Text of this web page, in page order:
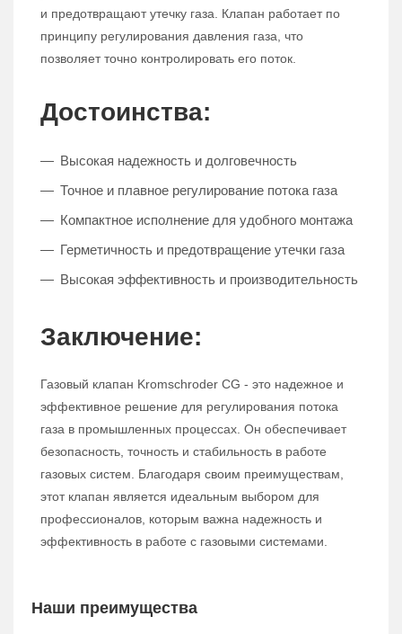
и предотвращают утечку газа. Клапан работает по
принципу регулирования давления газа, что
позволяет точно контролировать его поток.
Достоинства:
Высокая надежность и долговечность
Точное и плавное регулирование потока газа
Компактное исполнение для удобного монтажа
Герметичность и предотвращение утечки газа
Высокая эффективность и производительность
Заключение:
Газовый клапан Kromschroder CG - это надежное и
эффективное решение для регулирования потока
газа в промышленных процессах. Он обеспечивает
безопасность, точность и стабильность в работе
газовых систем. Благодаря своим преимуществам,
этот клапан является идеальным выбором для
профессионалов, которым важна надежность и
эффективность в работе с газовыми системами.
Наши преимущества